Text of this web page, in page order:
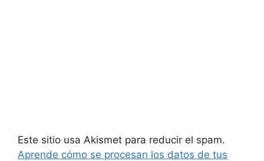
Este sitio usa Akismet para reducir el spam.
Aprende cómo se procesan los datos de tus